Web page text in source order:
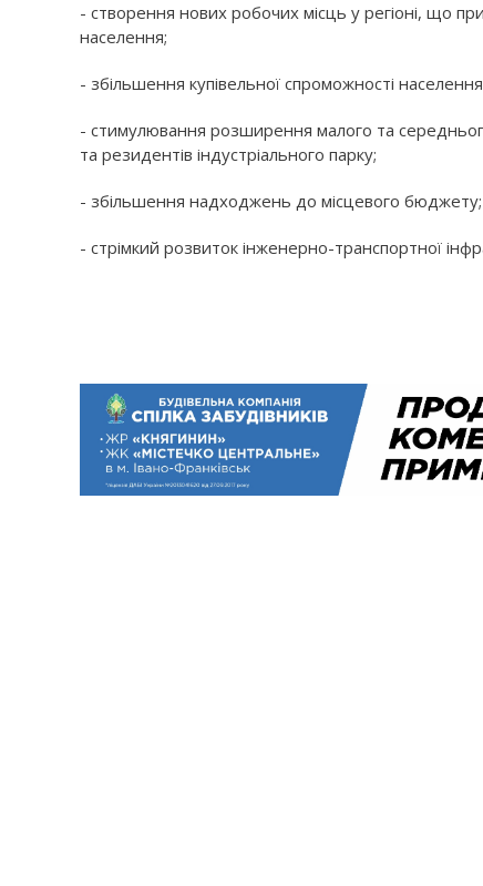
- створення нових робочих місць у регіоні, що
населення;
- збільшення купівельної спроможності
- стимулювання розширення малого та
та резидентів індустріального парку;
- збільшення надходжень до місцевого бюджету;
- стрімкий розвиток інженерно-транспортної